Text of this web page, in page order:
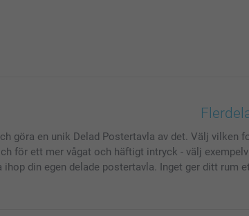
göra en unik Delad Postertavla av det. Välj
för ett mer vågat och häftigt intryck - välj
din egen delade postertavla. Inget ger ditt